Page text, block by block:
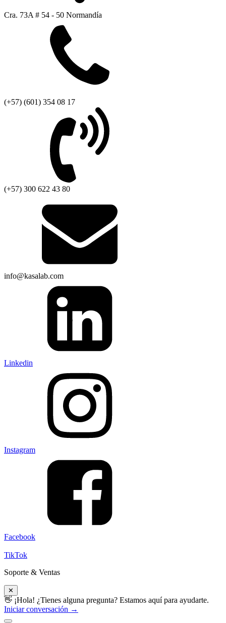
Cra. 73A # 54 - 50 Normandía
(+57) (601) 354 08 17
(+57) 300 622 43 80
info@kasalab.com
Linkedin
Instagram
Facebook
TikTok
Soporte & Ventas
✕
👋 ¡Hola! ¿Tienes alguna pregunta? Estamos aquí para ayudarte.
Iniciar conversación →